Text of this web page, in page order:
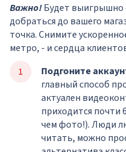
Важно!Будет выигрышно
добраться до вашего
точка. Снимите
метро, - и сердца
Подгоните
главный способ
актуален
приходится почти
чем фото!). Люди
читать, можно